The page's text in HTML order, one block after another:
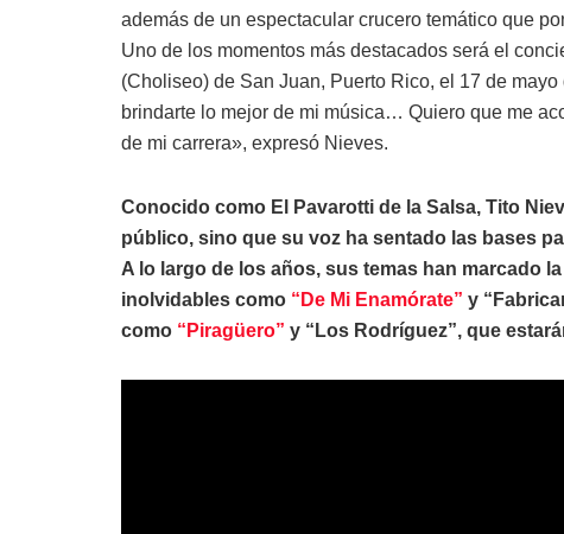
además de un espectacular crucero temático que
Uno de los momentos más destacados será el
(Choliseo) de San Juan, Puerto Rico, el 17 de
brindarte lo mejor de mi música… Quiero que me
de mi carrera», expresó Nieves.
Conocido como El Pavarotti de la Salsa, Tito
público, sino que su voz ha sentado las bases
A lo largo de los años, sus temas han marcado
inolvidables como “De Mi Enamórate” y
como “Piragüero” y “Los Rodríguez”, que